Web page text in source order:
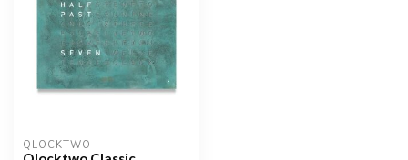
QLOCKTWO